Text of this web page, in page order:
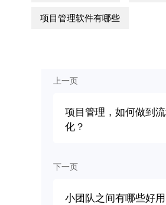
项目管理软件有哪些
上一页
项目管理，如何做到
化？
下一页
小团队之间有哪些好